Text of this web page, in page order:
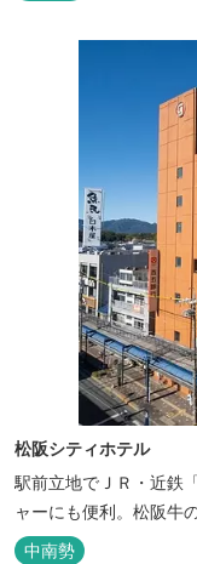
松阪シティホテル
駅前立地でＪＲ・近鉄
ャーにも便利。松阪牛
中南勢